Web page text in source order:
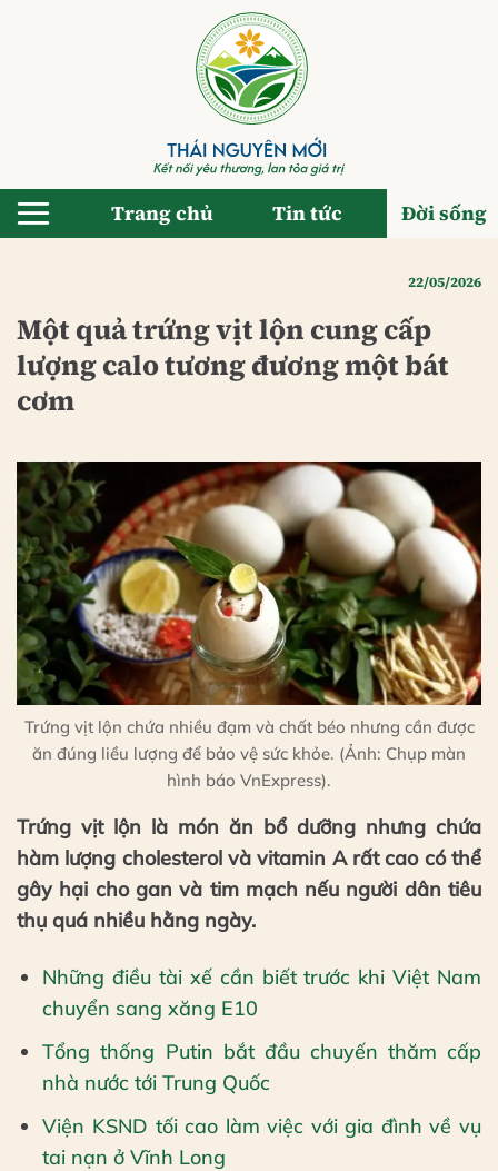
Trang chủ Tin tức Đời sống
22/05/2026
Một quả trứng vịt lộn cung cấp
lượng calo tương đương một bát
cơm
Trứng vịt lộn chứa nhiều đạm và chất béo nhưng cần được
ăn đúng liều lượng để bảo vệ sức khỏe. (Ảnh: Chụp màn
hình báo VnExpress).
Trứng vịt lộn là món ăn bổ dưỡng nhưng chứa
hàm lượng cholesterol và vitamin A rất cao có thể
gây hại cho gan và tim mạch nếu người dân tiêu
thụ quá nhiều hằng ngày.
Những điều tài xế cần biết trước khi Việt Nam
chuyển sang xăng E10
Tổng thống Putin bắt đầu chuyến thăm cấp
nhà nước tới Trung Quốc
Viện KSND tối cao làm việc với gia đình về vụ
tai nạn ở Vĩnh Long